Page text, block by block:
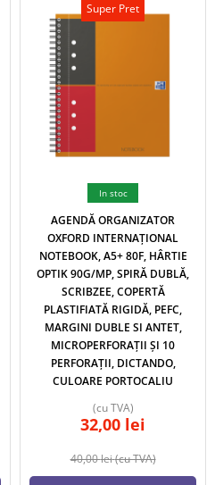
Super Pret
In stoc
AGENDĂ ORGANIZATOR
OXFORD INTERNAȚIONAL
NOTEBOOK, A5+ 80F, HÂRTIE
OPTIK 90G/MP, SPIRĂ DUBLĂ,
SCRIBZEE, COPERTĂ
PLASTIFIATĂ RIGIDĂ, PEFC,
MARGINI DUBLE SI ANTET,
MICROPERFORAȚII ȘI 10
PERFORAȚII, DICTANDO,
CULOARE PORTOCALIU
40,00lei(cu TVA)
32,00 lei
(cu TVA)